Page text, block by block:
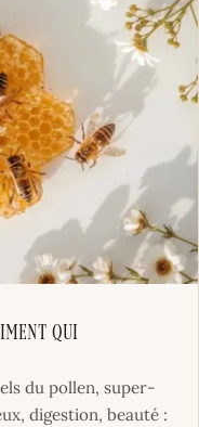
qui
du pollen, super-
digestion, beauté :